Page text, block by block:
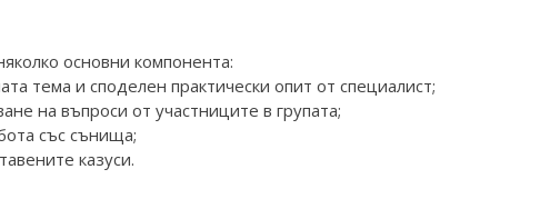
основни компонента:
тема и споделен практически опит от специалист;
на въпроси от участниците в групата;
със сънища;
казуси.